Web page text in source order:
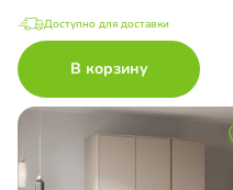
Доступно для доставки
В корзину